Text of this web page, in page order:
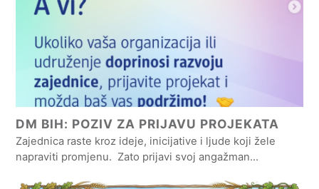
DM BIH: POZIV ZA PRIJAVU PROJEKATA
Zajednica raste kroz ideje, inicijative i ljude koji žele
napraviti promjenu. Zato prijavi svoj angažman…